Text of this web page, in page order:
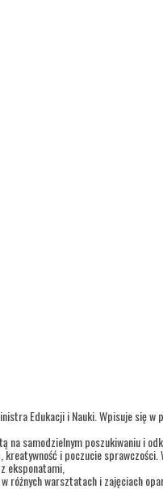
Edukacji i Nauki. Wpisuje się
na samodzielnym poszukiwaniu i
kreatywność i poczucie
eksponatami,
warsztatach i zajęciach